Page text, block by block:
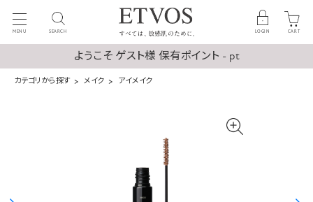
MENU SEARCH LOGIN CART
ようこそ ゲスト様 保有ポイント - pt
カテゴリから探す メイク アイメイク